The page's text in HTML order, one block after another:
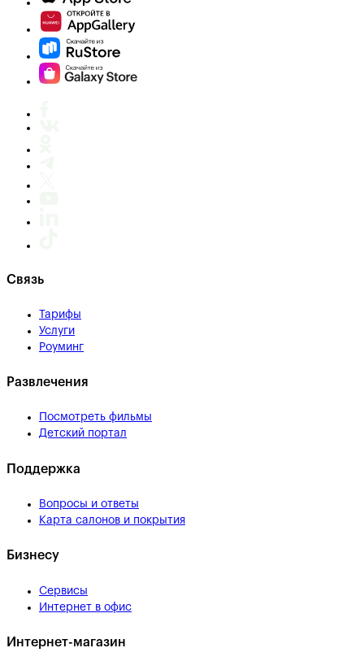
Связь
Тарифы
Услуги
Роуминг
Развлечения
Посмотреть фильмы
Детский портал
Поддержка
Вопросы и ответы
Карта салонов и покрытия
Бизнесу
Сервисы
Интернет в офис
Интернет-магазин